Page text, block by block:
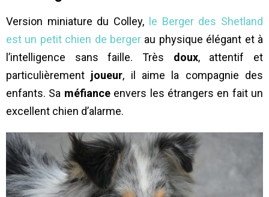
Version miniature du Colley,
le Berger des Shetland
est un petit chien de berger au physique élégant et à
l’intelligence sans faille. Très doux, attentif et
particulièrement joueur, il aime la compagnie des
enfants. Sa méfianceenvers les étrangers en fait un
excellent chien d’alarme.